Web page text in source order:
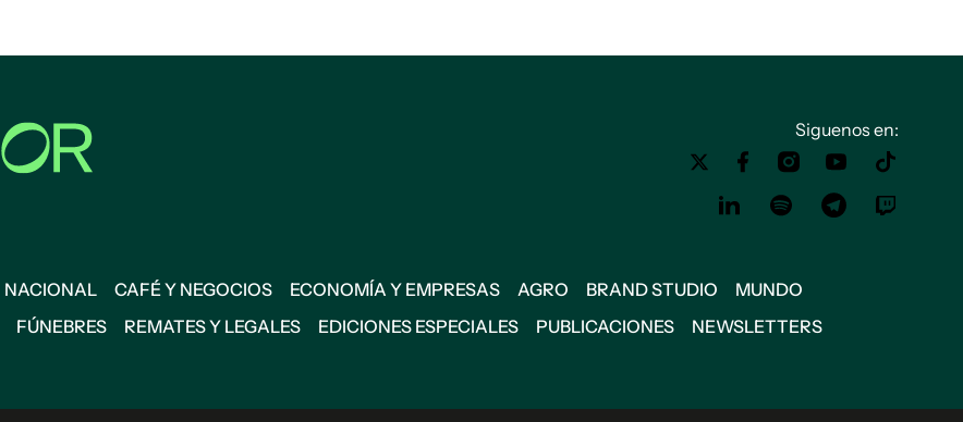
Siguenos en:
NACIONAL CAFÉ Y NEGOCIOS ECONOMÍA Y EMPRESAS AGRO BRAND STUDIO
MUNDO
FÚNEBRES REMATES Y LEGALES EDICIONES ESPECIALES PUBLICACIONES
NEWSLETTERS